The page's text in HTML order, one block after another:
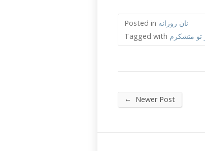
Posted in نان روزانه
Tagged with تو متشکرم
← Newer Post